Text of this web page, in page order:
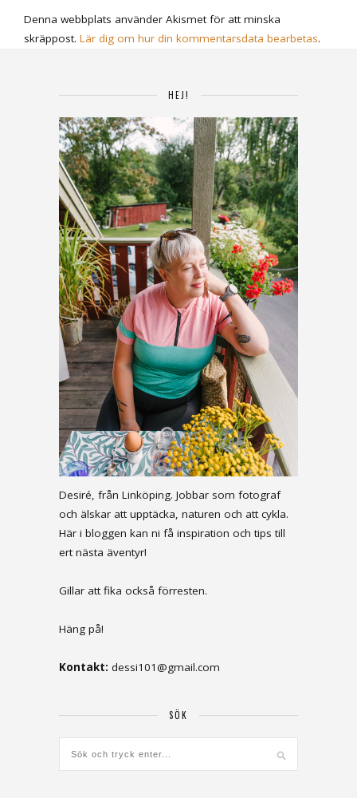
Denna webbplats använder Akismet för att minska
skräppost. Lär dig om hur din kommentarsdata bearbetas.
HEJ!
Desiré, från Linköping. Jobbar som fotograf
och älskar att upptäcka, naturen och att cykla.
Här i bloggen kan ni få inspiration och tips till
ert nästa äventyr!
Gillar att fika också förresten.
Häng på!
Kontakt: dessi101@gmail.com
SÖK